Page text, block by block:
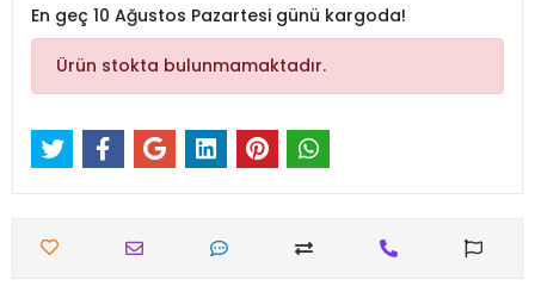
En geç 10 Ağustos Pazartesi günü kargoda!
Ürün stokta bulunmamaktadır.